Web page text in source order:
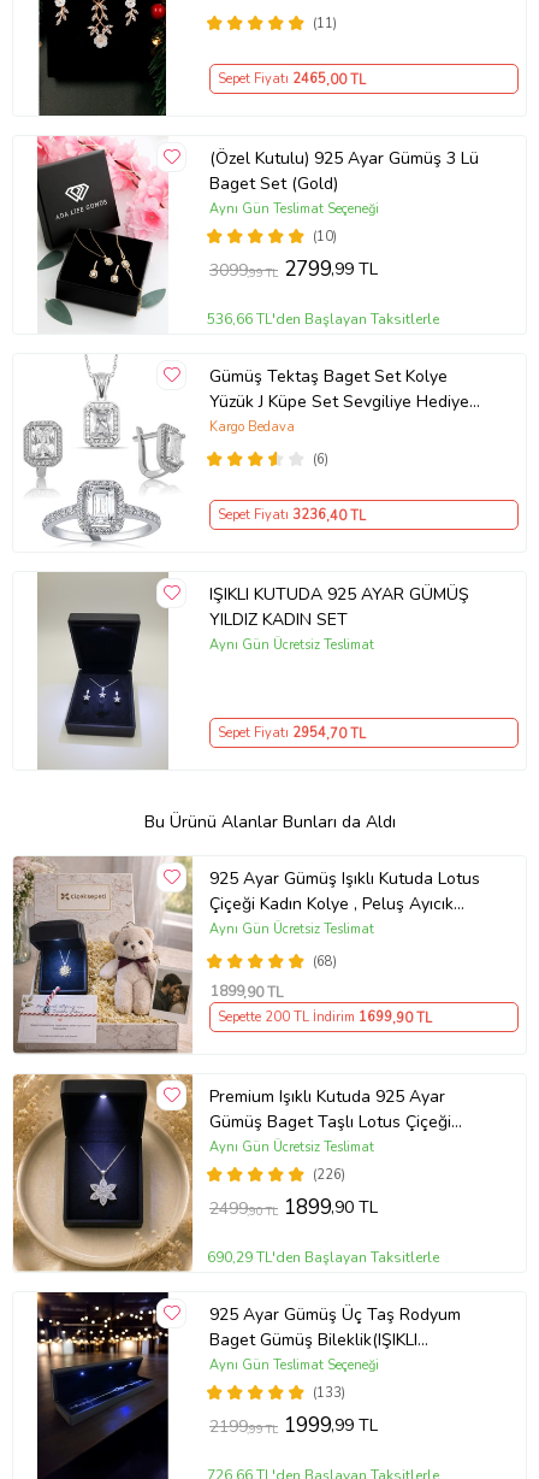
(11)
Sepet Fiyatı 2465,00 TL
(Özel Kutulu) 925 Ayar Gümüş 3 Lü
Baget Set (Gold)
(10)
Aynı Gün Teslimat Seçeneği
3099,99 TL 2799,99 TL
536,66 TL'den Başlayan Taksitlerle
Gümüş Tektaş Baget Set Kolye
Yüzük J Küpe Set Sevgiliye Hediye
wss12
(6)
Kargo Bedava
Sepet Fiyatı 3236,40 TL
IŞIKLI KUTUDA 925 AYAR GÜMÜŞ
YILDIZ KADIN SET
Aynı Gün Ücretsiz Teslimat
Sepet Fiyatı 2954,70 TL
Bu Ürünü Alanlar Bunları da Aldı
925 Ayar Gümüş Işıklı Kutuda Lotus
Çiçeği Kadın Kolye , Peluş Ayıcık
Anahtarlık Marteniçka Bileklik,
Polaroid Fotoğraf Hediye
(68)
Aynı Gün Ücretsiz Teslimat
1899,90 TL
Sepette 200 TL İndirim 1699,90 TL
Premium Işıklı Kutuda 925 Ayar
Gümüş Baget Taşlı Lotus Çiçeği
Kolye
(226)
Aynı Gün Ücretsiz Teslimat
2499,90 TL 1899,90 TL
690,29 TL'den Başlayan Taksitlerle
925 Ayar Gümüş Üç Taş Rodyum
Baget Gümüş Bileklik(IŞIKLI
KUTULU)
(133)
Aynı Gün Teslimat Seçeneği
2199,99 TL 1999,99 TL